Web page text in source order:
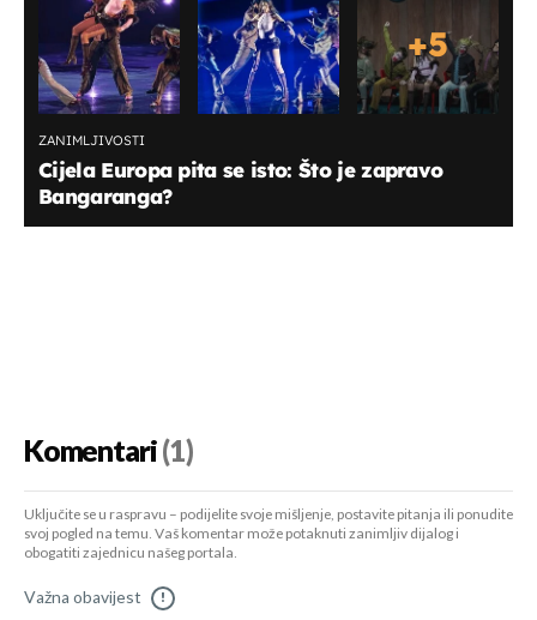
+5
ZANIMLJIVOSTI
Cijela Europa pita se isto: Što je zapravo
Bangaranga?
Komentari(1)
Uključite se u raspravu – podijelite svoje mišljenje, postavite pitanja ili ponudite
svoj pogled na temu. Vaš komentar može potaknuti zanimljiv dijalog i
obogatiti zajednicu našeg portala.
Važna obavijest !